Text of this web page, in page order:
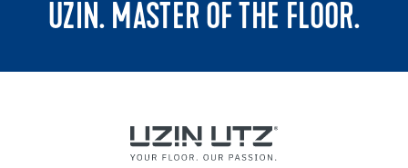
UZIN. MASTER OF THE FLOOR.